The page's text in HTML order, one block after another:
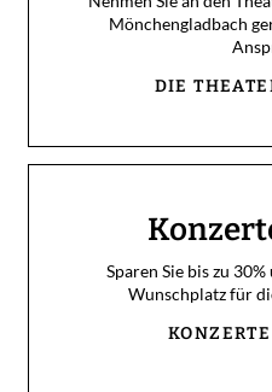
Mönchengladbach
DIE
Sparen Sie bis zu
Wunschplatz für